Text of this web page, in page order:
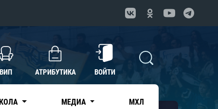
ВИП АТРИБУТИКА ВОЙТИ
МЕДИА МХЛ